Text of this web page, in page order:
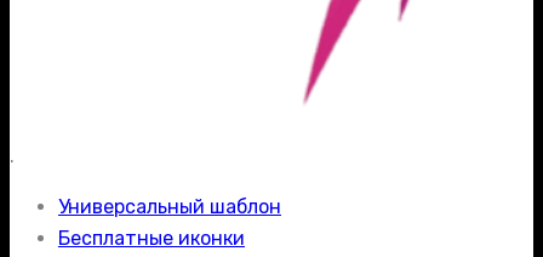
.
Универсальный шаблон
Бесплатные иконки